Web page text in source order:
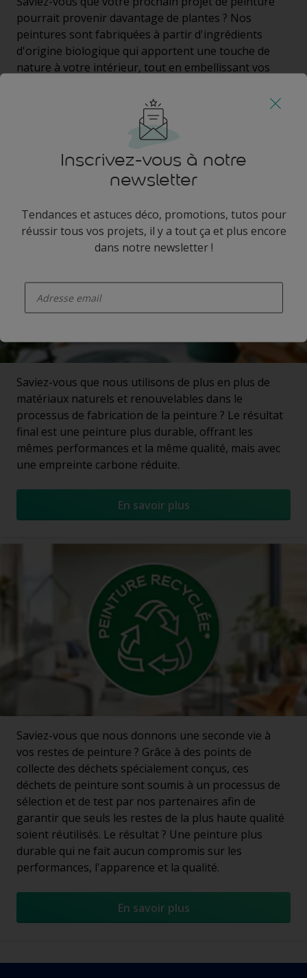
pourrait provenir davantage de plantes ? Nos
peintures sont fabriquées à partir d'ingrédients
d'origine biologique qui apportent une touche de
nature à votre intérieur, tout en embellissant vos
En savoir plus
Saviez-vous que nous utilisons de plus en plus de
matériaux naturels et renouvelables dans le
processus de fabrication de la peinture ? Le résultat
final est une peinture plus durable, offrant les
mêmes performances et la même qualité, mais avec
une empreinte carbone réduite.
En savoir plus
Saviez-vous que nous donnons une seconde vie à
vos restes de peinture ? Grâce à des points de
collecte des déchets spécialement conçus, ces
déchets de peinture sont soumis à un processus de
sélection et de test par nos partenaires afin de
garantir que seuls les restes de la plus haute qualité
soient réutilisés. Le résultat ? Une peinture plus
durable qui ne fait aucun compromis sur les
performances, l'apparence et la qualité.
En savoir plus
Inscrivez-vous à notre
newsletter
Tendances et astuces déco, promotions, tutos pour
réussir tous vos projets, il y a tout ça et plus encore
dans notre newsletter !